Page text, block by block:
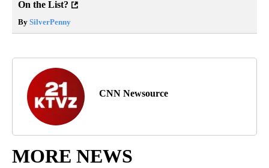
On the List?
By SilverPenny
CNN Newsource
MORE NEWS